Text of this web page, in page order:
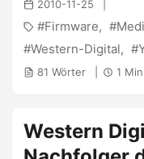
2010-11-25
Firmware
Western-Digital
81 Wörter 1
Western